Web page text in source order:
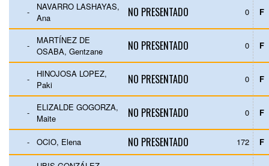
-
NAVARRO LASHAYAS,
Ana
NO PRESENTADO 0 F
-
MARTÍNEZ DE
OSABA, Gentzane
NO PRESENTADO 0 F
-
HINOJOSA LOPEZ,
Paki
NO PRESENTADO 0 F
-
ELIZALDE GOGORZA,
Maite
NO PRESENTADO 0 F
- OCIO, Elena NO PRESENTADO 172 F